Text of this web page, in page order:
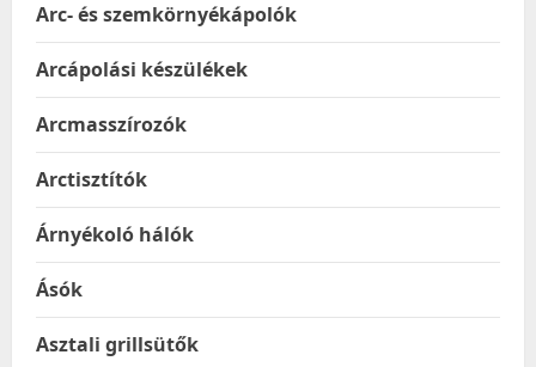
Arc- és szemkörnyékápolók
Arcápolási készülékek
Arcmasszírozók
Arctisztítók
Árnyékoló hálók
Ásók
Asztali grillsütők